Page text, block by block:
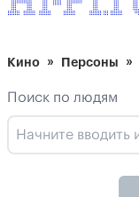
Кино Персоны
Поиск по людям